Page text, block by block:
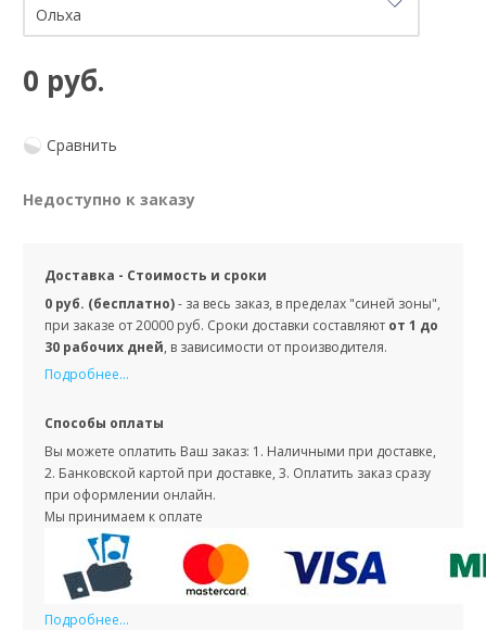
0 руб.
Сравнить
Недоступно к заказу
Доставка - Стоимость и сроки
0 руб. (бесплатно)- за весь заказ, в пределах "синей зоны",
при заказе от 20000 руб. Сроки доставки составляют от 1 до
30 рабочих дней, в зависимости от производителя.
Подробнее...
Способы оплаты
Вы можете оплатить Ваш заказ: 1. Наличными при доставке,
2. Банковской картой при доставке, 3. Оплатить заказ сразу
при оформлении онлайн.
Мы принимаем к оплате
Подробнее...